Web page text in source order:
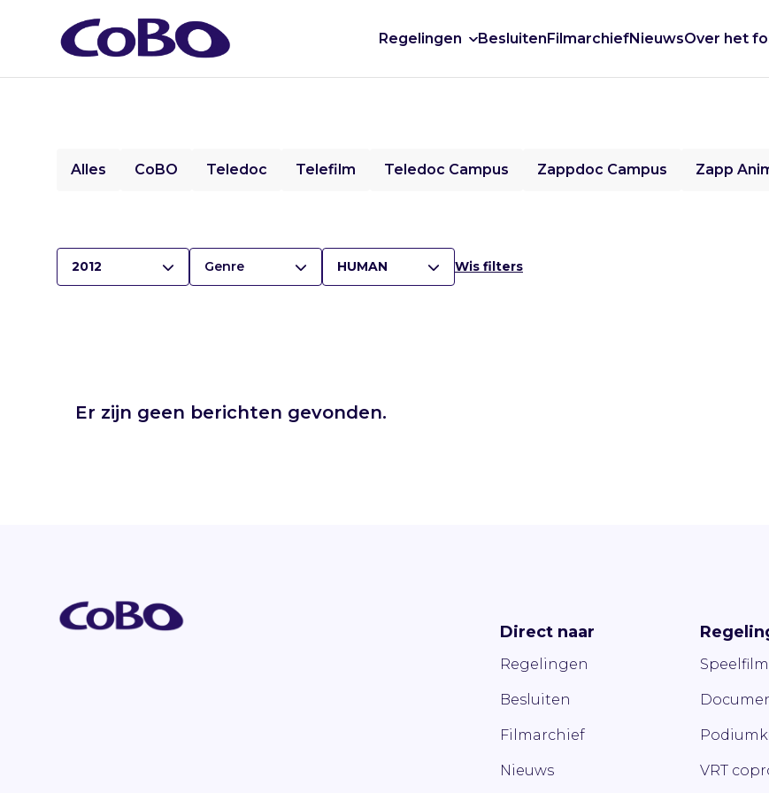
Regelingen BesluitenFilmarchiefNieuwsOver het
Alles CoBO Teledoc Telefilm Teledoc Campus Zappdoc Campus Zapp
2012 Genre HUMAN Wis filters
Er zijn geen berichten gevonden.
Direct naar
Regelingen
Besluiten
Filmarchief
Nieuws
Speelfilm
VRT